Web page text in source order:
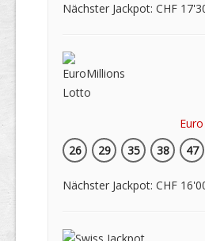
Nächster Jackpot: CHF
26
29 35 38 47
Nächster Jackpot: CHF